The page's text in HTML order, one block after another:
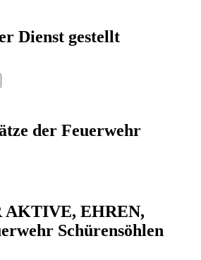
Dienst gestellt
der Feuerwehr
AKTIVE, EHREN,
Schürensöhlen